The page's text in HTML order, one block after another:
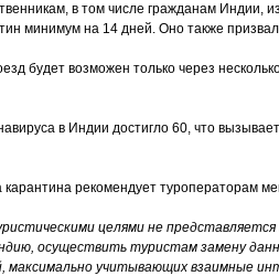
в том числе гражданам Индии,
минимум на 14 дней. Оно также
будет возможен только через
в Индии достигло 60, что
карантина рекомендует туроператорам
целями не
осуществить туристам замену
учитывающих взаимные